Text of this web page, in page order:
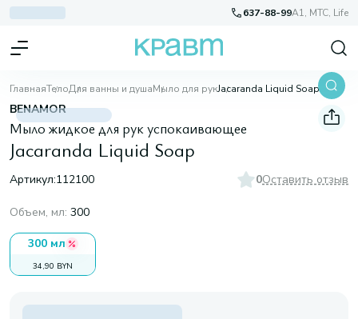
637-88-99A1, МТС, Life
ГлавнаяТелоДля ванны и душаМыло для рукJacaranda Liquid Soap
BENAMOR
Мыло жидкое для рук успокаивающее
Jacaranda Liquid Soap
Артикул:112100 0Оставить отзыв
Объем, мл: 300
300 мл
34,90 BYN